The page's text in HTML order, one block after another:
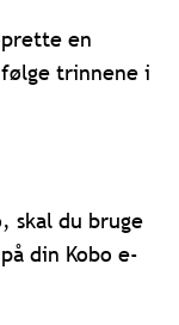
en
trinnene i
skal du bruge
din Kobo e-